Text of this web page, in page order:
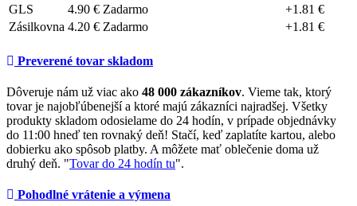
GLS
4.90 € Zadarmo
+1.81 €
Zásilkovna 4.20 € Zadarmo +1.81 €
Preverené tovar skladom
Dôveruje nám už viac ako 48 000 zákazníkov. Vieme tak, ktorý
tovar je najobľúbenejší a ktoré majú zákazníci najradšej. Všetky
produkty skladom odosielame do 24 hodín, v prípade objednávky
do 11:00 hneď ten rovnaký deň! Stačí, keď zaplatíte kartou, alebo
dobierku ako spôsob platby. A môžete mať oblečenie doma už
druhý deň. "Tovar do 24 hodín tu".
Pohodlné vrátenie a výmena